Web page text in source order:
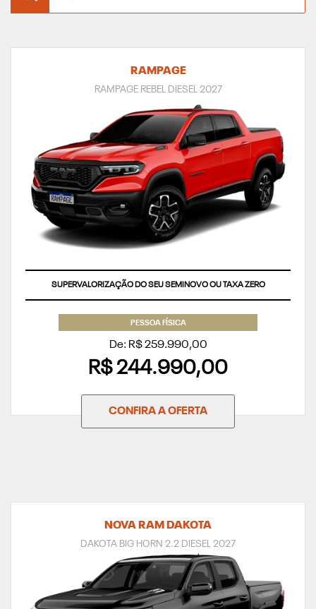
RAMPAGE
RAMPAGE REBEL DIESEL 2027
SUPERVALORIZAÇÃO DO SEU SEMINOVO OU TAXA ZERO
PESSOA FÍSICA
De: R$ 259.990,00
R$ 244.990,00
CONFIRA A OFERTA
NOVA RAM DAKOTA
DAKOTA BIG HORN 2.2 DIESEL 2027